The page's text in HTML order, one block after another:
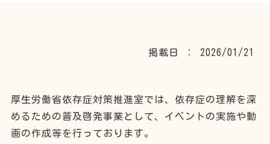
掲載日 ： 2026/01/21
厚生労働省依存症対策推進室では、依存症の理解を深
めるための普及啓発事業として、イベントの実施や動
画の作成等を行っております。